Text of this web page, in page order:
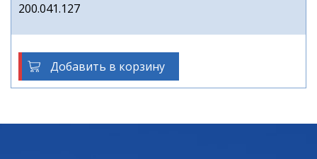
200.041.127
Добавить в корзину